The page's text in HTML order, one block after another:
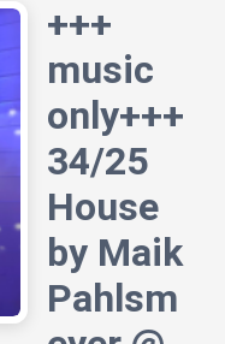
+++
music
only+++
34/25
House
by Maik
Pahlsm